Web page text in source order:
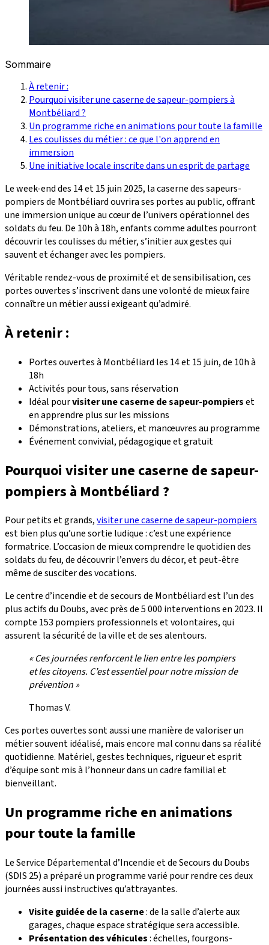
Sommaire
À retenir :
Pourquoi visiter une caserne de sapeur-pompiers à
Montbéliard ?
Un programme riche en animations pour toute la famille
Les coulisses du métier : ce que l'on apprend en
immersion
Une initiative locale inscrite dans un esprit de partage
Le week-end des 14 et 15 juin 2025, la caserne des sapeurs-
pompiers de Montbéliard ouvrira ses portes au public, offrant
une immersion unique au cœur de l’univers opérationnel des
soldats du feu. De 10h à 18h, enfants comme adultes pourront
découvrir les coulisses du métier, s’initier aux gestes qui
sauvent et échanger avec les pompiers.
Véritable rendez-vous de proximité et de sensibilisation, ces
portes ouvertes s’inscrivent dans une volonté de mieux faire
connaître un métier aussi exigeant qu’admiré.
À retenir :
Portes ouvertes à Montbéliard les 14 et 15 juin, de 10h à
18h
Activités pour tous, sans réservation
Idéal pourvisiter une caserne de sapeur-pompierset
en apprendre plus sur les missions
Démonstrations, ateliers, et manœuvres au programme
Événement convivial, pédagogique et gratuit
Pourquoi visiter une caserne de sapeur-
pompiers à Montbéliard ?
Pour petits et grands,visiter une caserne de sapeur-pompiers
est bien plus qu’une sortie ludique : c’est une expérience
formatrice. L’occasion de mieux comprendre le quotidien des
soldats du feu, de découvrir l’envers du décor, et peut-être
même de susciter des vocations.
Le centre d’incendie et de secours de Montbéliard est l’un des
plus actifs du Doubs, avec près de 5 000 interventions en 2023. Il
compte 153 pompiers professionnels et volontaires, qui
assurent la sécurité de la ville et de ses alentours.
« Ces journées renforcent le lien entre les pompiers
et les citoyens. C’est essentiel pour notre mission de
prévention »
Thomas V.
Ces portes ouvertes sont aussi une manière de valoriser un
métier souvent idéalisé, mais encore mal connu dans sa réalité
quotidienne. Matériel, gestes techniques, rigueur et esprit
d’équipe sont mis à l’honneur dans un cadre familial et
bienveillant.
Un programme riche en animations
pour toute la famille
Le Service Départemental d’Incendie et de Secours du Doubs
(SDIS 25) a préparé un programme varié pour rendre ces deux
journées aussi instructives qu’attrayantes.
Visite guidée de la caserne: de la salle d’alerte aux
garages, chaque espace stratégique sera accessible.
Présentation des véhicules: échelles, fourgons-